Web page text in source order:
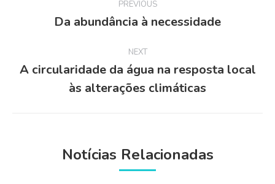
navigation
PREVIOUS
Previous
Da abundância à necessidade
NEXT
Next
post:
A circularidade da água na resposta local
às alterações climáticas
Notícias Relacionadas